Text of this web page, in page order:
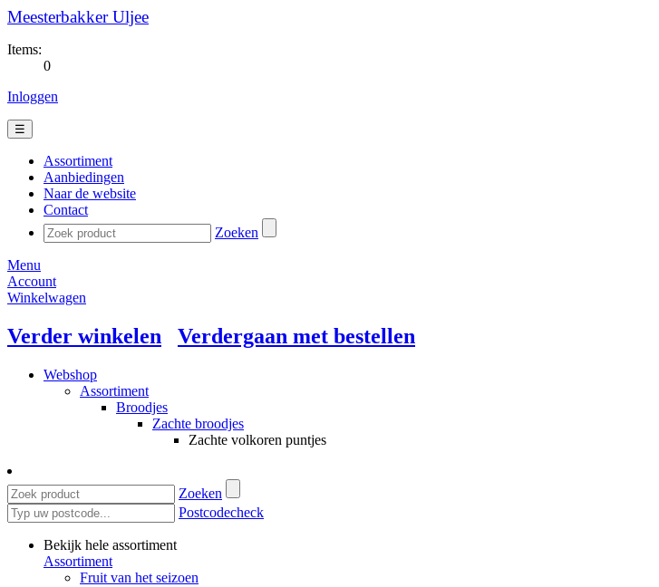
Meesterbakker Uljee
Items:
0
Inloggen
☰
Assortiment
Aanbiedingen
Naar de website
Contact
Zoeken
Menu
Account
Winkelwagen
Verder winkelen Verdergaan met bestellen
Webshop
Assortiment
Broodjes
Zachte broodjes
Zachte volkoren puntjes
Zoeken
Postcodecheck
Bekijk hele assortiment
Assortiment
Fruit van het seizoen